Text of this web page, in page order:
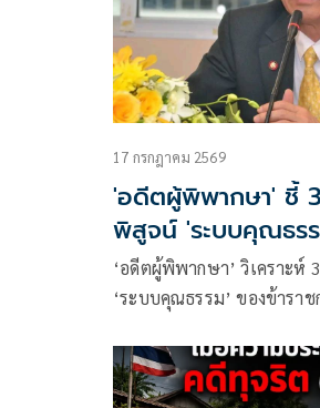
17 กรกฎาคม 2569
'อดีตผู้พิพากษา' ชี้ 3,621 รายชื่อ กับบท
พิสูจน์ 'ระบบคุณธร
ท้องถิ่นไทย
‘อดีตผู้พิพากษา’ วิเคราะห์ 3,621 รายชื่อ กับบทพิสูจน์
‘ระบบคุณธรรม’ ของข้ารา
แต่งตั้งได้โดยไม่ต้องรอผลค